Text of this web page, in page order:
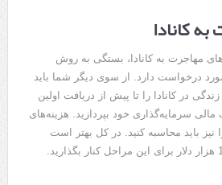
کانادا
مهاجرت به کانادا، بستگی به روش
درخواست دارد. از سوی دیگر شما باید
در کانادا را تا پیش از دریافت اولین
سرمایه‌گذاری خود بپردازید. هزینه‌های
باید محاسبه کنید. در کل بهتر است